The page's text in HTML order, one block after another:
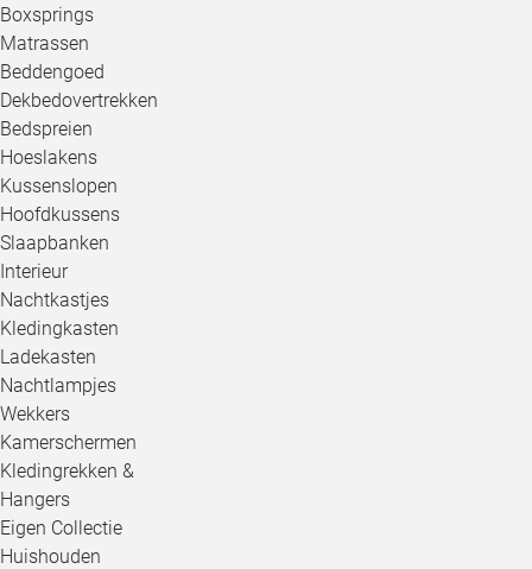
Boxsprings
Matrassen
Beddengoed
Dekbedovertrekken
Bedspreien
Hoeslakens
Kussenslopen
Hoofdkussens
Slaapbanken
Interieur
Nachtkastjes
Kledingkasten
Ladekasten
Nachtlampjes
Wekkers
Kamerschermen
Kledingrekken &
Hangers
Eigen Collectie
Huishouden